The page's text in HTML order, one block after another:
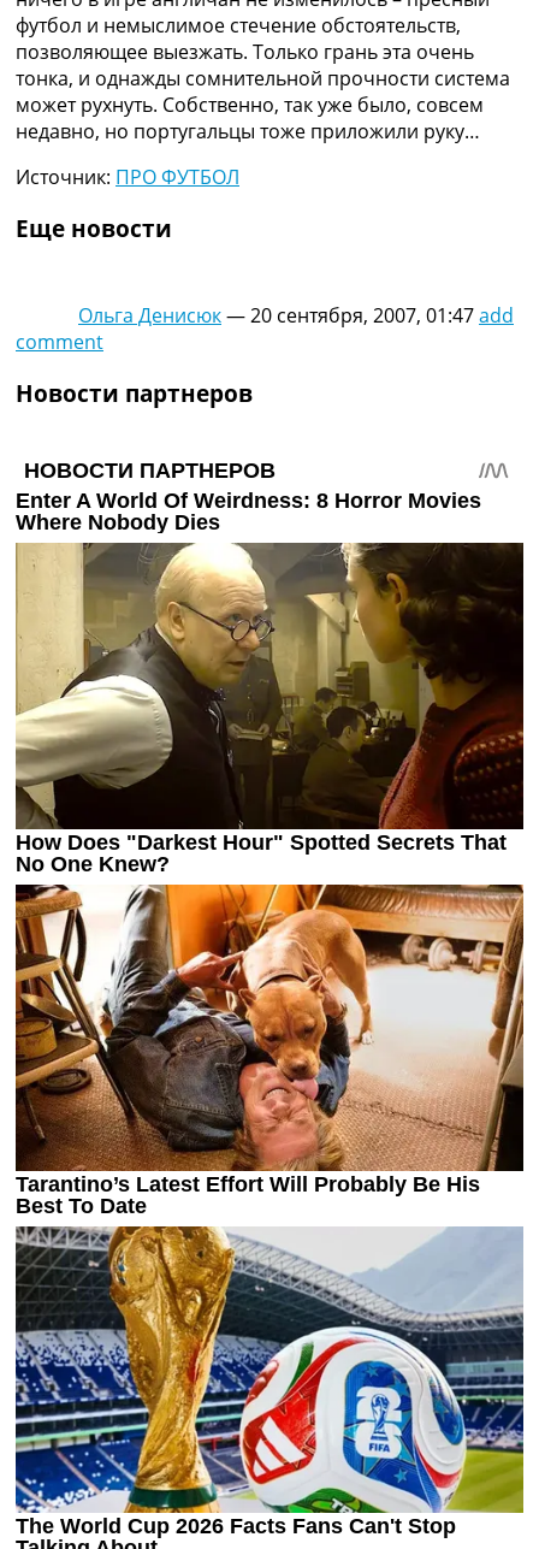
футбол и немыслимое стечение обстоятельств,
позволяющее выезжать. Только грань эта очень
тонка, и однажды сомнительной прочности система
может рухнуть. Собственно, так уже было, совсем
недавно, но португальцы тоже приложили руку…
Источник: ПРО ФУТБОЛ
Еще новости
Ольга Денисюк—20 сентября, 2007, 01:47add
comment
Новости партнеров